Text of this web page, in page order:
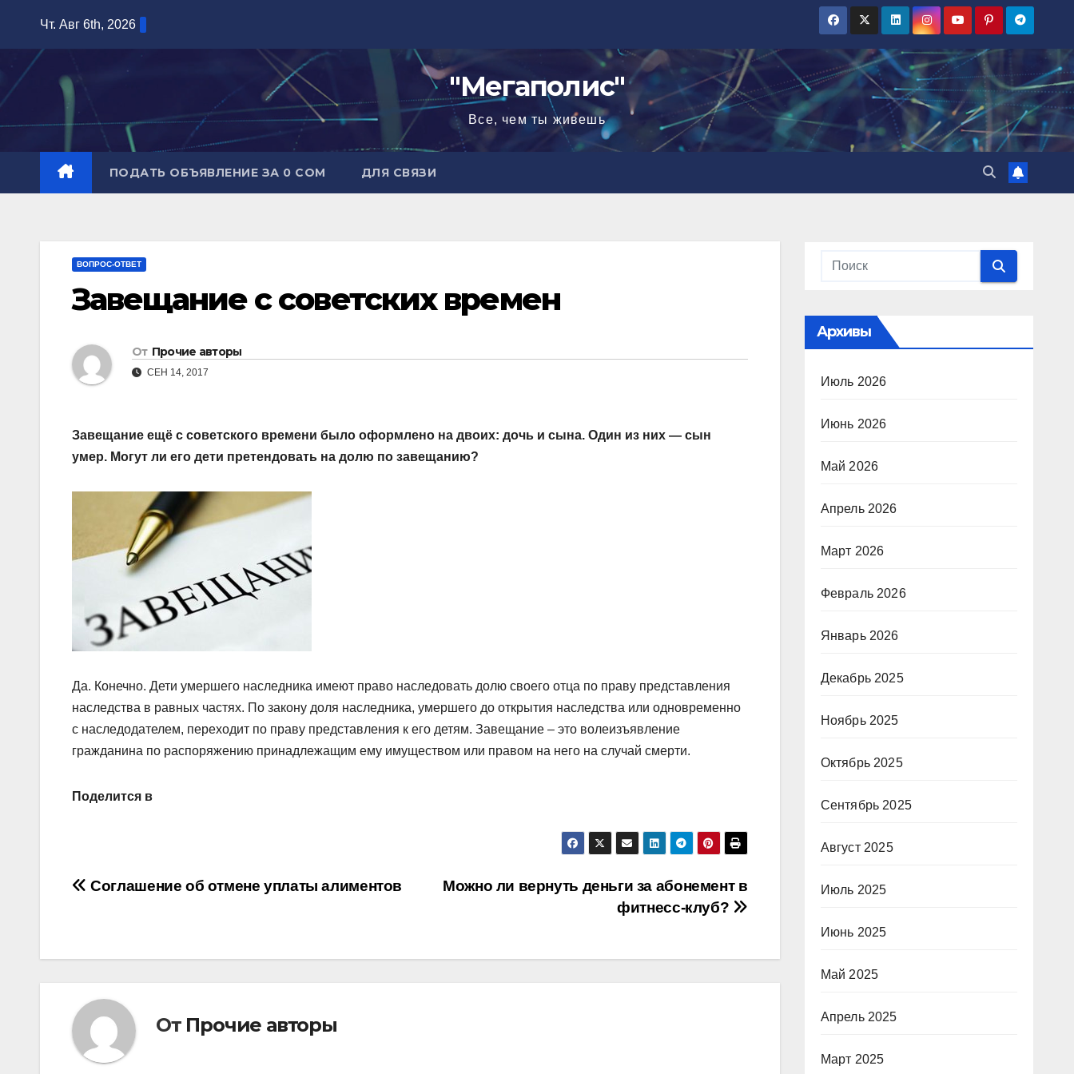
содержимому
Чт. Авг 6th, 2026
"Мегаполис"
Все, чем ты живешь
ПОДАТЬ ОБЪЯВЛЕНИЕ ЗА 0 СОМ ДЛЯ СВЯЗИ
ВОПРОС-ОТВЕТ
Завещание с советских времен
От Прочие авторы
СЕН 14, 2017
Завещание ещё с советского времени было оформлено на двоих: дочь и сына. Один из них — сын
умер. Могут ли его дети претендовать на долю по завещанию?
Да. Конечно. Дети умершего наследника имеют право наследовать долю своего отца по праву представления
наследства в равных частях. По закону доля наследника, умершего до открытия наследства или одновременно
с наследодателем, переходит по праву представления к его детям. Завещание – это волеизъявление
гражданина по распоряжению принадлежащим ему имуществом или правом на него на случай смерти.
Поделится в
Навигация
записям
Можно ли вернуть деньги за абонемент в
фитнесс-клуб?
Соглашение об отмене уплаты алиментов
От Прочие авторы
Архивы
Июль 2026
Июнь 2026
Май 2026
Апрель 2026
Март 2026
Февраль 2026
Январь 2026
Декабрь 2025
Ноябрь 2025
Октябрь 2025
Сентябрь 2025
Август 2025
Июль 2025
Июнь 2025
Май 2025
Апрель 2025
Март 2025